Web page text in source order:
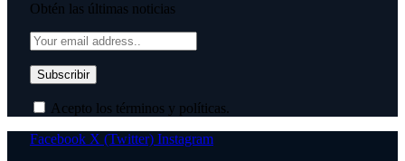
Obtén las últimas noticias
Acepto los términos y políticas.
Facebook X (Twitter) Instagram